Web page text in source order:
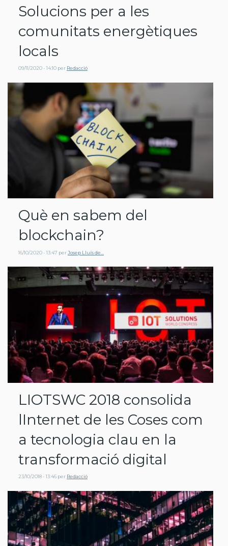
Solucions per a les
comunitats energètiques
locals
09/11/2020 - 14:10 per Redacció
Què en sabem del
blockchain?
16/10/2020 - 13:47 perJosep Lluís de…
LIOTSWC 2018 consolida
lInternet de les Coses com
a tecnologia clau en la
transformació digital
23/10/2018 - 13:46 per Redacció